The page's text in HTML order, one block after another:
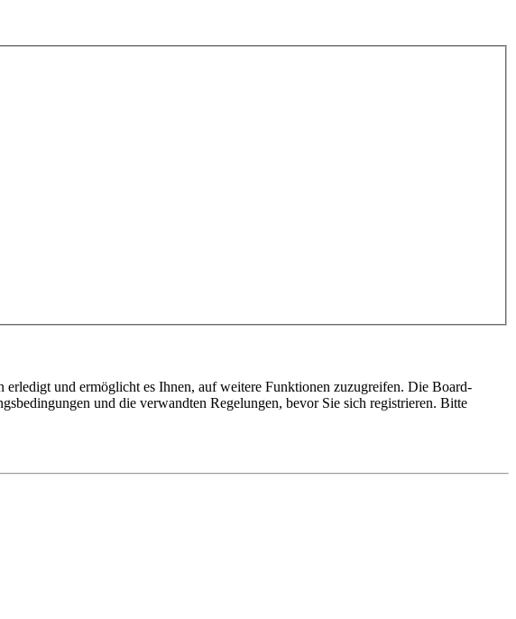
und ermöglicht es Ihnen, auf weitere Funktionen zuzugreifen. Die Board-
und die verwandten Regelungen, bevor Sie sich registrieren. Bitte